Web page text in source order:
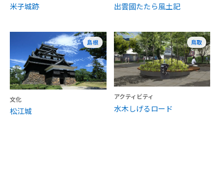
米子城跡 出雲國たたら風土記
島根
文化
松江城
鳥取
アクティビティ
水木しげるロード